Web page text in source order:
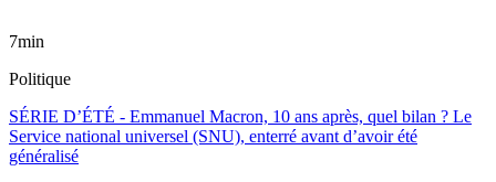
7min
Politique
SÉRIE D’ÉTÉ - Emmanuel Macron, 10 ans après, quel bilan ? Le
Service national universel (SNU), enterré avant d’avoir été
généralisé